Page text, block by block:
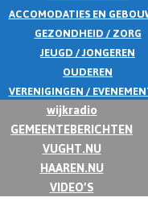
ACCOMODATIES EN
GEZONDHEID / ZORG
JEUGD / JONGEREN
OUDEREN
VERENIGINGEN /
wijkradio
GEMEENTEBERICHTEN
VUGHT.NU
HAAREN.NU
VIDEO’S